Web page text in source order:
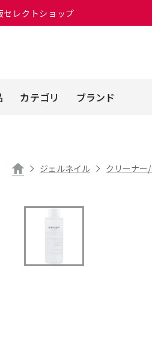
セレクトショップ
カテゴリ ブランド
ジェルネイル クリーナー